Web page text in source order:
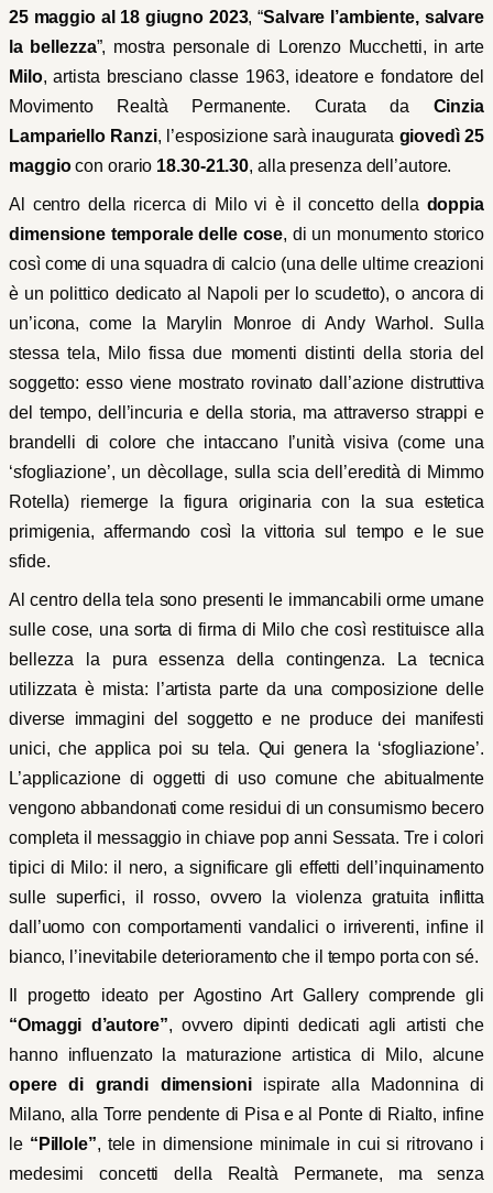
25 maggio al 18 giugno 2023, “Salvare l’ambiente, salvare
la bellezza”, mostra personale di Lorenzo Mucchetti, in arte
Milo, artista bresciano classe 1963, ideatore e fondatore del
Movimento Realtà Permanente. Curata da Cinzia
Lampariello Ranzi, l’esposizione sarà inaugurata giovedì 25
maggiocon orario 18.30-21.30, alla presenza dell’autore.
Al centro della ricerca di Milo vi è il concetto della doppia
dimensione temporale delle cose, di un monumento storico
così come di una squadra di calcio (una delle ultime creazioni
è un polittico dedicato al Napoli per lo scudetto), o ancora di
un’icona, come la Marylin Monroe di Andy Warhol. Sulla
stessa tela, Milo fissa due momenti distinti della storia del
soggetto: esso viene mostrato rovinato dall’azione distruttiva
del tempo, dell’incuria e della storia, ma attraverso strappi e
brandelli di colore che intaccano l’unità visiva (come una
‘sfogliazione’, un dècollage, sulla scia dell’eredità di Mimmo
Rotella) riemerge la figura originaria con la sua estetica
primigenia, affermando così la vittoria sul tempo e le sue
sfide.
Al centro della tela sono presenti le immancabili orme umane
sulle cose, una sorta di firma di Milo che così restituisce alla
bellezza la pura essenza della contingenza. La tecnica
utilizzata è mista: l’artista parte da una composizione delle
diverse immagini del soggetto e ne produce dei manifesti
unici, che applica poi su tela. Qui genera la ‘sfogliazione’.
L’applicazione di oggetti di uso comune che abitualmente
vengono abbandonati come residui di un consumismo becero
completa il messaggio in chiave pop anni Sessata. Tre i colori
tipici di Milo: il nero, a significare gli effetti dell’inquinamento
sulle superfici, il rosso, ovvero la violenza gratuita inflitta
dall’uomo con comportamenti vandalici o irriverenti, infine il
bianco, l’inevitabile deterioramento che il tempo porta con sé.
Il progetto ideato per Agostino Art Gallery comprende gli
“Omaggi d’autore”, ovvero dipinti dedicati agli artisti che
hanno influenzato la maturazione artistica di Milo, alcune
opere di grandi dimensioniispirate alla Madonnina di
Milano, alla Torre pendente di Pisa e al Ponte di Rialto, infine
le “Pillole”, tele in dimensione minimale in cui si ritrovano i
medesimi concetti della Realtà Permanete, ma senza